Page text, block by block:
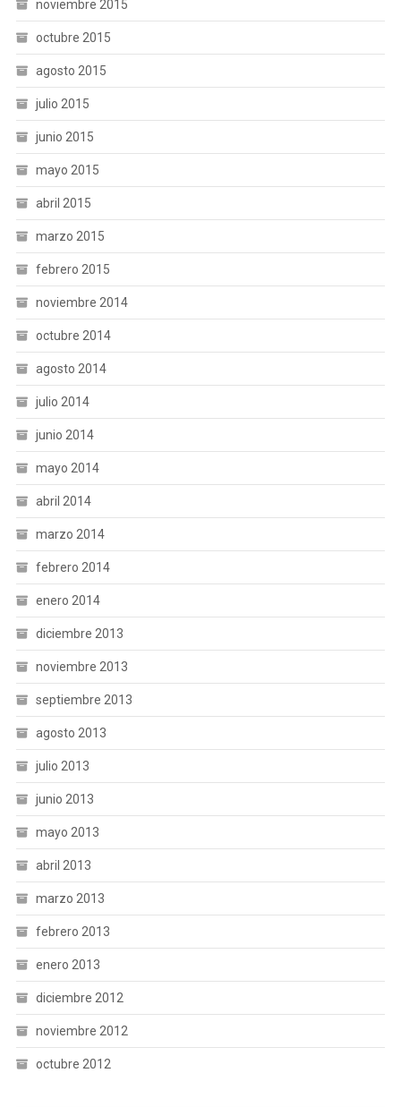
noviembre 2015
octubre 2015
agosto 2015
julio 2015
junio 2015
mayo 2015
abril 2015
marzo 2015
febrero 2015
noviembre 2014
octubre 2014
agosto 2014
julio 2014
junio 2014
mayo 2014
abril 2014
marzo 2014
febrero 2014
enero 2014
diciembre 2013
noviembre 2013
septiembre 2013
agosto 2013
julio 2013
junio 2013
mayo 2013
abril 2013
marzo 2013
febrero 2013
enero 2013
diciembre 2012
noviembre 2012
octubre 2012